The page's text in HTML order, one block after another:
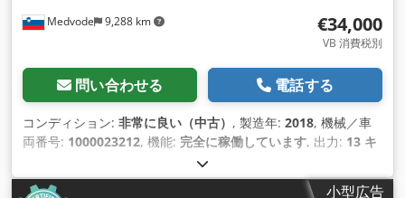
Medvode 9,288 km €34,000
VB 消費税別
問い合わせる 電話する
コンディション: 非常に良い（中古） , 製造年: 2018, 機械／車
両番号: 1000023212, 機能: 完全に稼働しています, 出力: 13 キ
, 入力電圧:
周波数:50 ヘルツ, 入力電流の種類:三相, ワークピース高さ
小型広告